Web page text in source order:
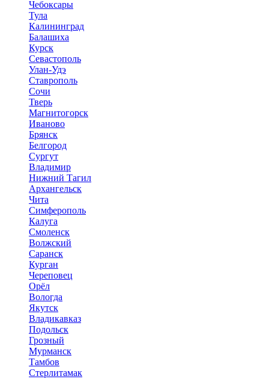
Чебоксары
Тула
Калининград
Балашиха
Курск
Севастополь
Улан-Удэ
Ставрополь
Сочи
Тверь
Магнитогорск
Иваново
Брянск
Белгород
Сургут
Владимир
Нижний Тагил
Архангельск
Чита
Симферополь
Калуга
Смоленск
Волжский
Саранск
Курган
Череповец
Орёл
Вологда
Якутск
Владикавказ
Подольск
Грозный
Мурманск
Тамбов
Стерлитамак